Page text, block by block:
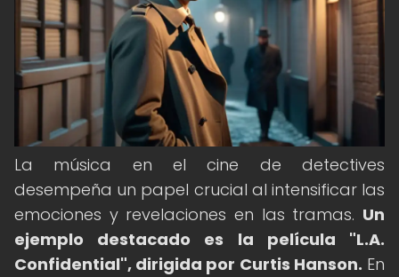
La música en el cine de detectives
desempeña un papel crucial al intensificar las
emociones y revelaciones en las tramas. Un
ejemplo destacado es la película "L.A.
Confidential", dirigida por Curtis Hanson. En